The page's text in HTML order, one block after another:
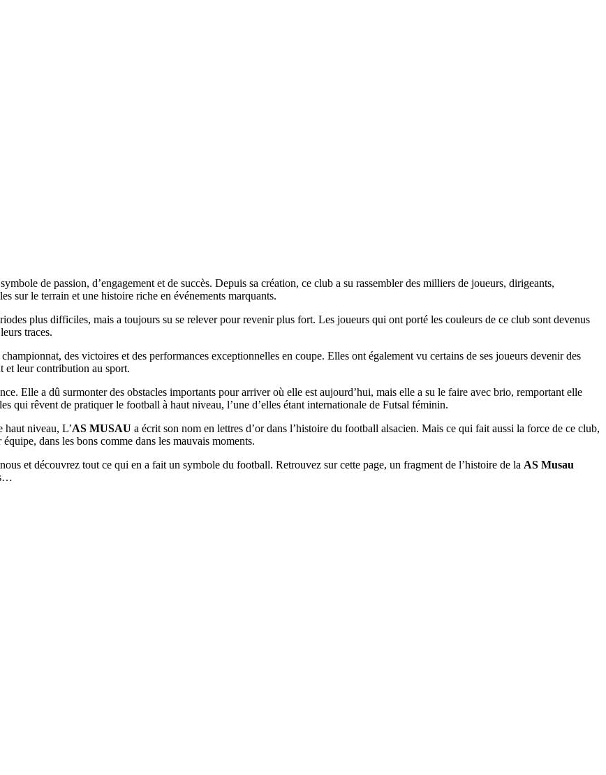
de passion, d’engagement et de succès. Depuis sa création, ce club a su rassembler des milliers de joueurs, dirigeants,
sur le terrain et une histoire riche en événements marquants.
plus difficiles, mais a toujours su se relever pour revenir plus fort. Les joueurs qui ont porté les couleurs de ce club sont devenus
traces.
des victoires et des performances exceptionnelles en coupe. Elles ont également vu certains de ses joueurs devenir des
et leur contribution au sport.
Elle a dû surmonter des obstacles importants pour arriver où elle est aujourd’hui, mais elle a su le faire avec brio, remportant elle
qui rêvent de pratiquer le football à haut niveau, l’une d’elles étant internationale de Futsal féminin.
haut niveau, L’AS MUSAU a écrit son nom en lettres d’or dans l’histoire du football alsacien. Mais ce qui fait aussi la force de ce club,
dans les bons comme dans les mauvais moments.
et découvrez tout ce qui en a fait un symbole du football. Retrouvez sur cette page, un fragment de l’histoire de la AS Musau